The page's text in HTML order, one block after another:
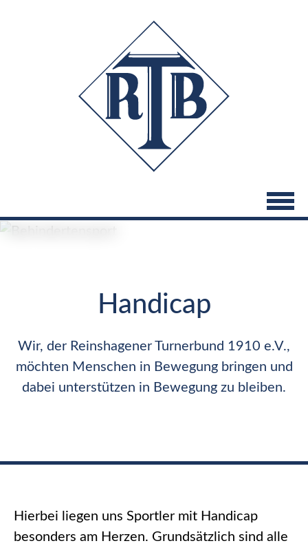
Handicap
Wir, der Reinshagener Turnerbund 1910 e.V.,
möchten Menschen in Bewegung bringen und
dabei unterstützen in Bewegung zu bleiben.
Hierbei liegen uns Sportler mit Handicap
besonders am Herzen. Grundsätzlich sind alle